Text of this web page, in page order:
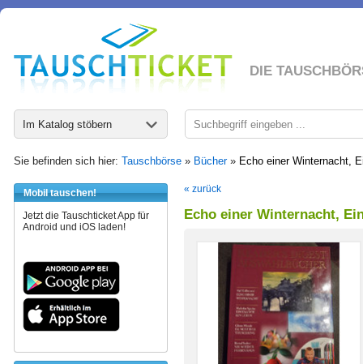
DIE
Im Katalog stöbern
Sie befinden sich hier: Tauschbörse » Bücher» Echo einer Winternacht,
Mobil tauschen!
Jetzt die Tauschticket App für
Android und iOS laden!
« zurück
Echo einer Winternacht,